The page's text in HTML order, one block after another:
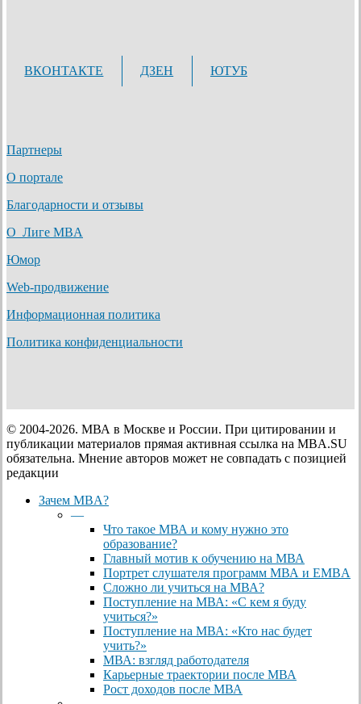
ВКОНТАКТЕ ДЗЕН ЮТУБ
Партнеры
О портале
Благодарности и отзывы
О Лиге MBA
Юмор
Web-продвижение
Информационная политика
Политика конфиденциальности
© 2004-2026. МВА в Москве и России. При цитировании и
публикации материалов прямая активная ссылка на MBA.SU
обязательна. Мнение авторов может не совпадать с позицией
редакции
Close
Зачем MBA?
—
Что такое МВА и кому нужно это
образование?
Главный мотив к обучению на МВА
Портрет слушателя программ МВА и EMBA
Сложно ли учиться на МВА?
Поступление на МВА: «С кем я буду
учиться?»
Поступление на МВА: «Кто нас будет
учить?»
МВА: взгляд работодателя
Карьерные траектории после МВА
Рост доходов после МВА